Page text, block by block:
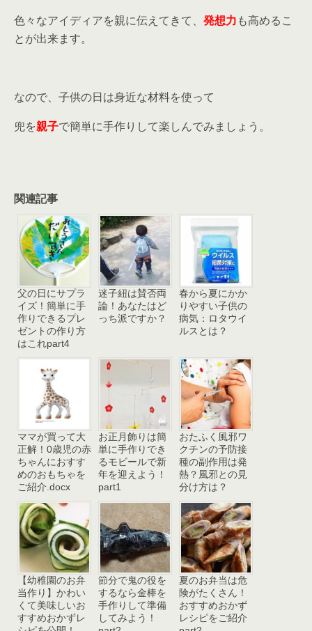
色々なアイディアを親に伝えてきて、 発想力も高めるこ
とが出来ます。
なので、子供の日は身近な材料を使って
兜を親子で簡単に手作りして楽しんでみましょう。
関連記事
父の日にサプラ
イズ！簡単に手
作りできるプレ
ゼントの作り方
はこれpart4
迷子紐は賛否両
論！あなたはど
っち派ですか？
春から夏にかか
りやすい子供の
病気：ロタウイ
ルスとは？
ママが買って大
正解！0歳児の赤
ちゃんにおすす
めのおもちゃを
ご紹介.docx
お正月飾りは簡
単に手作りでき
るモビールで新
年を迎えよう！
part1
おたふく風邪ワ
クチンの予防接
種の副作用は発
熱？風邪との見
分け方は？
【幼稚園のお弁
当作り】かわい
くて美味しいお
すすめおかずレ
節分で鬼の役を
するなら金棒を
手作りして準備
してみよう！
夏のお弁当は危
険がたくさん！
おすすめおかず
レシピをご紹介